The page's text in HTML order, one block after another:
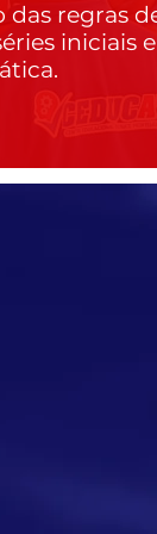
das regras
iniciais e